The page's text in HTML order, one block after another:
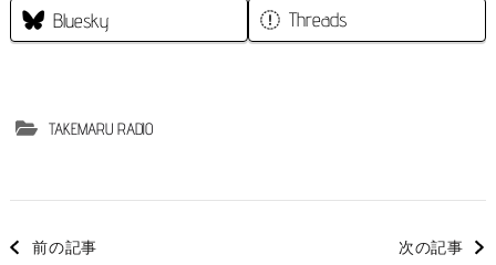
ー
Bluesky Threads
TAKEMARU RADIO
投前の記事
次の記事